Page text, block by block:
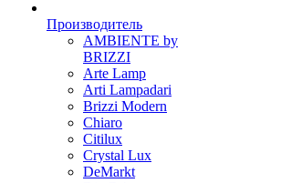
Производитель
AMBIENTE by
BRIZZI
Arte Lamp
Arti Lampadari
Brizzi Modern
Chiaro
Citilux
Crystal Lux
DeMarkt